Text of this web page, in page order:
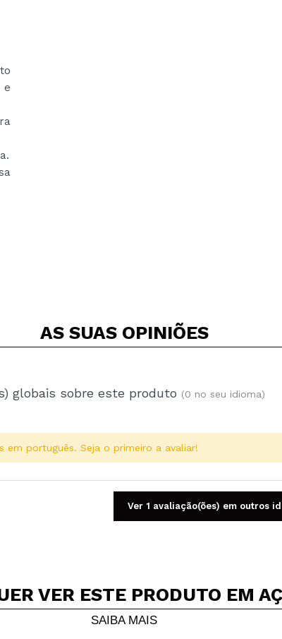
e
AS SUAS OPINIÕES
globais sobre este produto (0 no seu idioma)
um vídeo ou uma foto
pode ser o primeiro. Imagine isso...
em português. Seja o primeiro a avaliar!
Ver 1 avaliação(ões) em outros
VER ESTE PRODUTO EM
SAIBA MAIS